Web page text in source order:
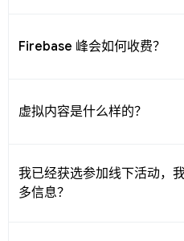
Firebase 峰会如何收费？
虚拟内容是什么样的？
我已经获选参加线下活动，
多信息？